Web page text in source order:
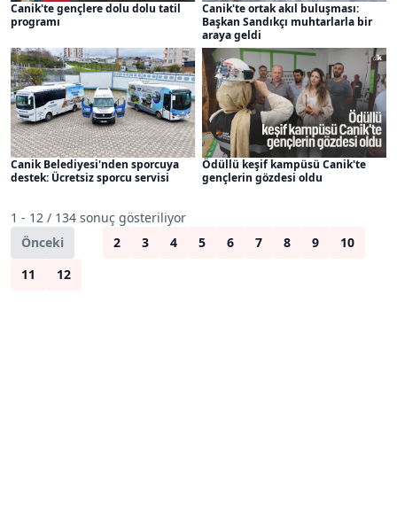
Canik'te gençlere dolu dolu tatil
programı
Canik'te ortak akıl buluşması:
Başkan Sandıkçı muhtarlarla bir
araya geldi
Canik Belediyesi'nden sporcuya
destek: Ücretsiz sporcu servisi
Ödüllü keşif kampüsü Canik'te
gençlerin gözdesi oldu
1 - 12 / 134 sonuç gösteriliyor
Önceki
2 3 4 5 6 7 8 9
10
11
12